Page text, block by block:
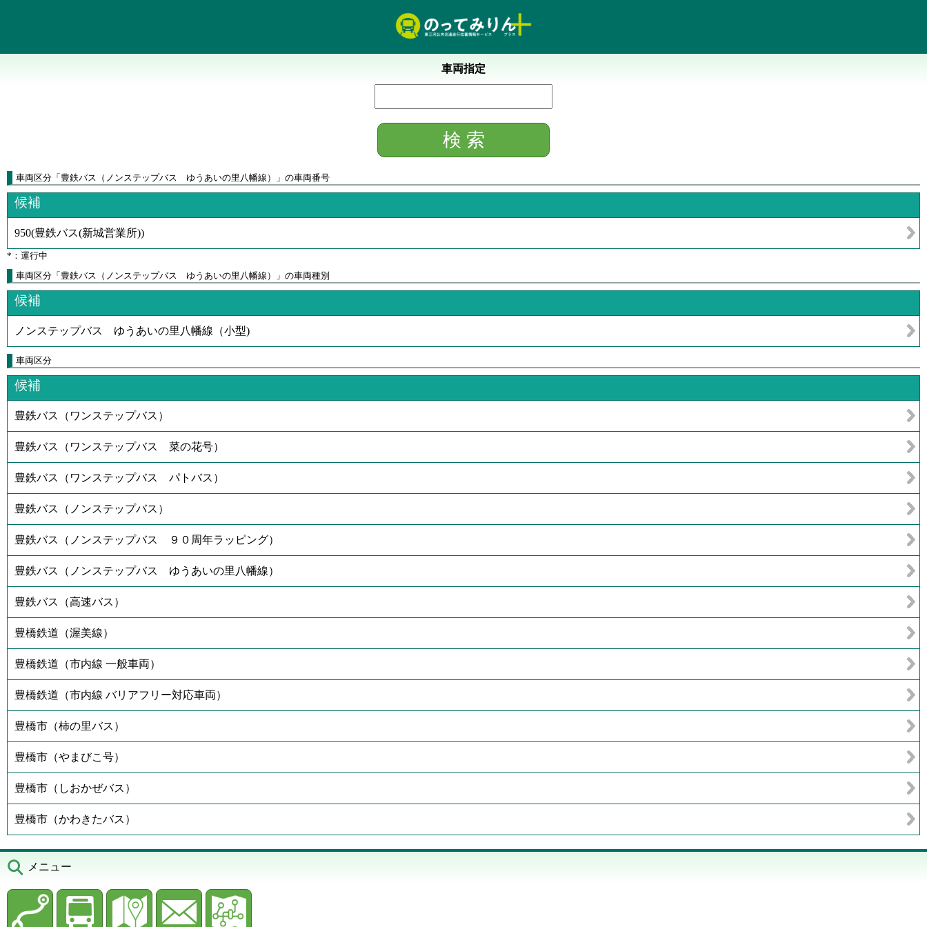
車両指定
車両区分 「 豊鉄バス（ノンステップバス ゆうあいの里八幡線） 」 の車両番号
候補
950(豊鉄バス(新城営業所))
*：運行中
車両区分「豊鉄バス（ノンステップバス ゆうあいの里八幡線）」の車両種別
候補
ノンステップバス ゆうあいの里八幡線（小型)
車両区分
候補
豊鉄バス（ワンステップバス）
豊鉄バス（ワンステップバス 菜の花号）
豊鉄バス（ワンステップバス パトバス）
豊鉄バス（ノンステップバス）
豊鉄バス（ノンステップバス ９０周年ラッピング）
豊鉄バス（ノンステップバス ゆうあいの里八幡線）
豊鉄バス（高速バス）
豊橋鉄道（渥美線）
豊橋鉄道（市内線 一般車両）
豊橋鉄道（市内線 バリアフリー対応車両）
豊橋市（柿の里バス）
豊橋市（やまびこ号）
豊橋市（しおかぜバス）
豊橋市（かわきたバス）
メニュー